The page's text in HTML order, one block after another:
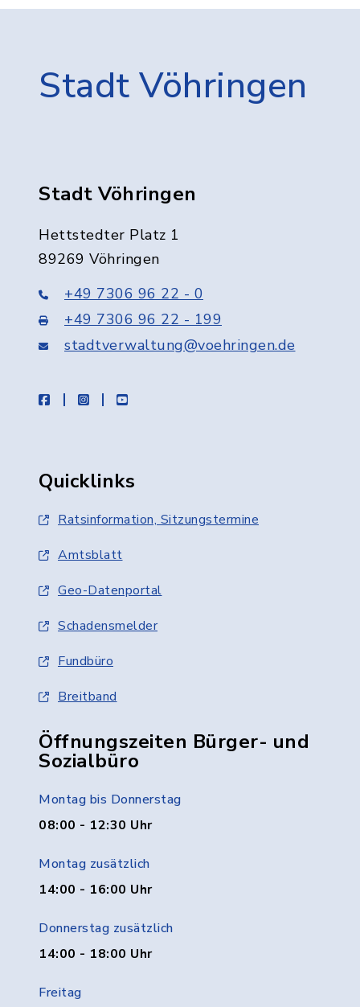
Stadt Vöhringen
Stadt Vöhringen
Hettstedter Platz 1
89269 Vöhringen
+49 7306 96 22 - 0
+49 7306 96 22 - 199
stadtverwaltung@voehringen.de
facebookinstagramyoutube
Quicklinks
Ratsinformation, Sitzungstermine
Amtsblatt
Geo-Datenportal
Schadensmelder
Fundbüro
Breitband
Öffnungszeiten Bürger- und
Sozialbüro
Montag bis Donnerstag
08:00 - 12:30 Uhr
Montag zusätzlich
14:00 - 16:00 Uhr
Donnerstag zusätzlich
14:00 - 18:00 Uhr
Freitag